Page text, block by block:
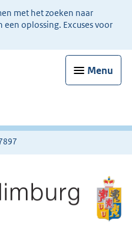
met het zoeken naar
oplossing. Excuses voor
Menu